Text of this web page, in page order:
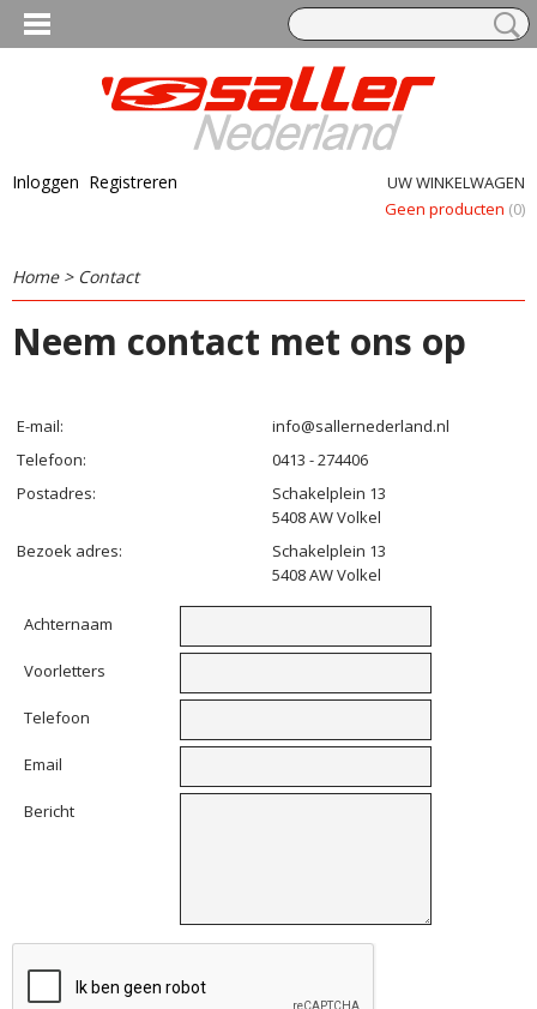
Inloggen Registreren
UW WINKELWAGEN
Geen producten (0)
Home> Contact
Neem contact met ons op
E-mail:
info@sallernederland.nl
Telefoon:
0413 - 274406
Postadres:
Schakelplein 13
5408 AW Volkel
Bezoek adres:
Schakelplein 13
5408 AW Volkel
Achternaam
Voorletters
Telefoon
Email
Bericht